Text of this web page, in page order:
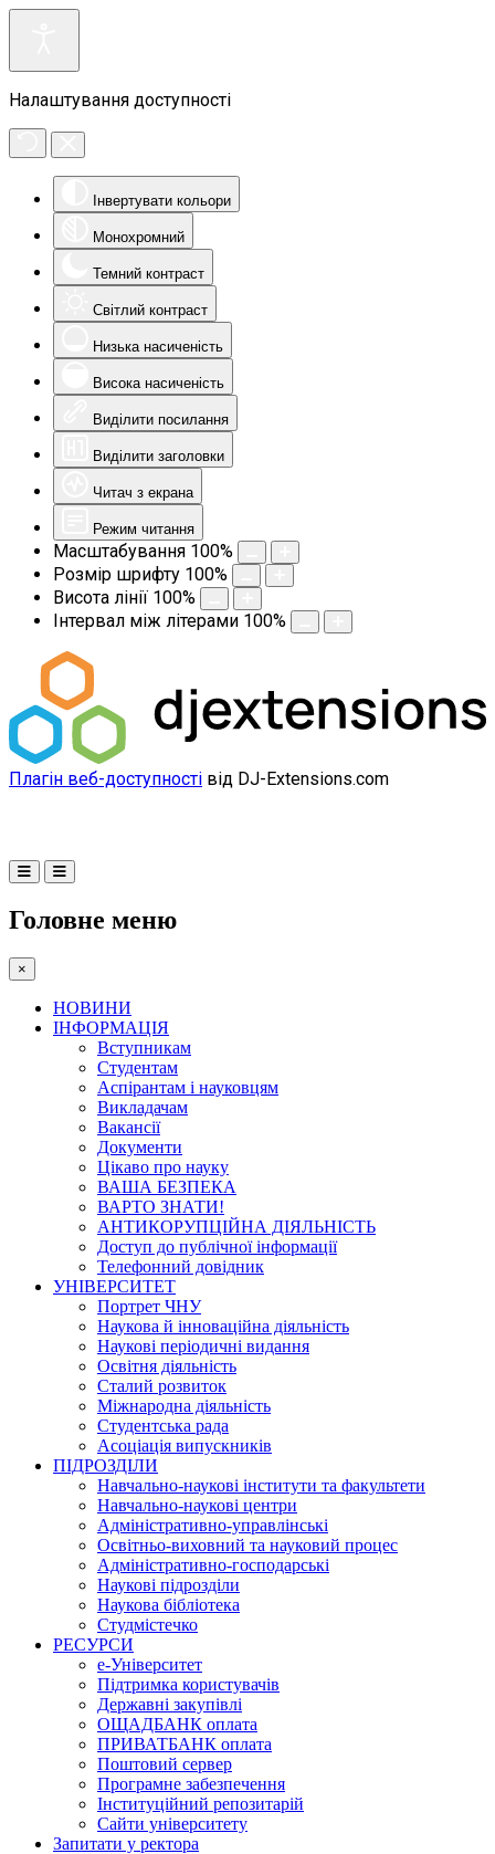
Налаштування доступності
Інвертувати кольори
Монохромний
Темний контраст
Світлий контраст
Низька насиченість
Висока насиченість
Виділити посилання
Виділити заголовки
Читач з екрана
Режим читання
Масштабування 100%
Розмір шрифту 100%
Висота лінії 100%
Інтервал між літерами 100%
Плагін веб-доступності від DJ-Extensions.com
Головне меню
×
НОВИНИ
ІНФОРМАЦІЯ
Вступникам
Студентам
Аспірантам і науковцям
Викладачам
Вакансії
Документи
Цікаво про науку
ВАША БЕЗПЕКА
ВАРТО ЗНАТИ!
АНТИКОРУПЦІЙНА ДІЯЛЬНІСТЬ
Доступ до публічної інформації
Телефонний довідник
УНІВЕРСИТЕТ
Портрет ЧНУ
Наукова й інноваційна діяльність
Наукові періодичні видання
Освітня діяльність
Сталий розвиток
Міжнародна діяльність
Студентська рада
Асоціація випускників
ПІДРОЗДІЛИ
Навчально-наукові інститути та факультети
Навчально-наукові центри
Адміністративно-управлінські
Освітньо-виховний та науковий процес
Адміністративно-господарські
Наукові підрозділи
Наукова бібліотека
Студмістечко
РЕСУРСИ
е-Університет
Підтримка користувачів
Державні закупівлі
ОЩАДБАНК оплата
ПРИВАТБАНК оплата
Поштовий сервер
Програмне забезпечення
Інституційний репозитарій
Сайти університету
Запитати у ректора